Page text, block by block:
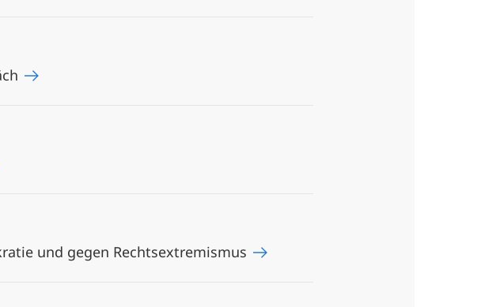
und gegen Rechtsextremismus